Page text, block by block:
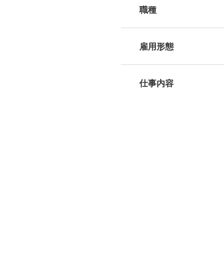
職種
雇用形態
仕事内容